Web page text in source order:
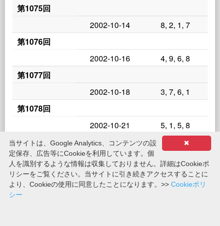
第1075回
2002-10-14
8, 2, 1, 7
第1076回
2002-10-16
4, 9, 6, 8
第1077回
2002-10-18
3, 7, 6, 1
第1078回
2002-10-21
5, 1, 5, 8
第1079回
2002-10-23
4, 3, 9, 7
第1080回
2002-10-25
✖
当サイトは、Google Analytics、コンテンツの設
定保存、広告等にCookieを利用しています。個
人を識別するような情報は収集しておりません。詳細はCookieポ
リシーをご覧ください。当サイトに引き続きアクセスすることに
より、Cookieの使用に同意したことになります。>> Cookieポリ
シー